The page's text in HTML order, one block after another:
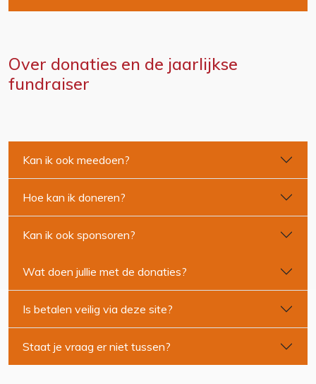
Over donaties en de jaarlijkse
fundraiser
Kan ik ook meedoen?
Hoe kan ik doneren?
Kan ik ook sponsoren?
Wat doen jullie met de donaties?
Is betalen veilig via deze site?
Staat je vraag er niet tussen?